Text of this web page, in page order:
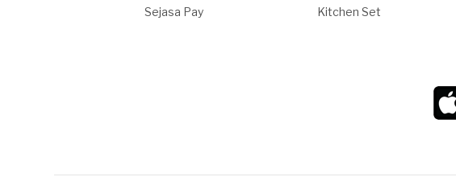
Sejasa Pay
Kitchen Set